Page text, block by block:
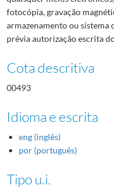
fotocópia, gravação
armazenamento ou sistema
prévia autorização escrita
Cota descritiva
00493
Idioma e escrita
eng (inglês)
por (português)
Tipo u.i.